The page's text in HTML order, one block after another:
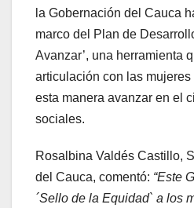
la Gobernación del Cauca
marco del Plan de
Avanzar’, una herramienta
articulación con las
esta manera avanzar en el
sociales.
Rosalbina Valdés Castillo,
del Cauca, comentó: “Este
´Sello de la Equidad` a los